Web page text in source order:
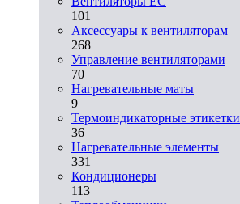
101
Аксессуары к вентиляторам
268
Управление вентиляторами
70
Нагревательные маты
9
Термоиндикаторные этикетки
36
Нагревательные элементы
331
Кондиционеры
113